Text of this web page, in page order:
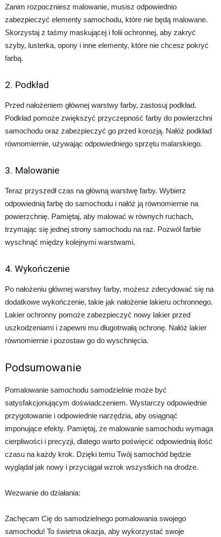
Zanim rozpoczniesz malowanie, musisz odpowiednio
zabezpieczyć elementy samochodu, które nie będą malowane.
Skorzystaj z taśmy maskującej i folii ochronnej, aby zakryć
szyby, lusterka, opony i inne elementy, które nie chcesz pokryć
farbą.
2. Podkład
Przed nałożeniem głównej warstwy farby, zastosuj podkład.
Podkład pomoże zwiększyć przyczepność farby do powierzchni
samochodu oraz zabezpieczyć go przed korozją. Nałóż podkład
równomiernie, używając odpowiedniego sprzętu malarskiego.
3. Malowanie
Teraz przyszedł czas na główną warstwę farby. Wybierz
odpowiednią farbę do samochodu i nałóż ją równomiernie na
powierzchnię. Pamiętaj, aby malować w równych ruchach,
trzymając się jednej strony samochodu na raz. Pozwól farbie
wyschnąć między kolejnymi warstwami.
4. Wykończenie
Po nałożeniu głównej warstwy farby, możesz zdecydować się na
dodatkowe wykończenie, takie jak nałożenie lakieru ochronnego.
Lakier ochronny pomoże zabezpieczyć nowy lakier przed
uszkodzeniami i zapewni mu długotrwałą ochronę. Nałóż lakier
równomiernie i pozostaw go do wyschnięcia.
Podsumowanie
Pomalowanie samochodu samodzielnie może być
satysfakcjonującym doświadczeniem. Wystarczy odpowiednie
przygotowanie i odpowiednie narzędzia, aby osiągnąć
imponujące efekty. Pamiętaj, że malowanie samochodu wymaga
cierpliwości i precyzji, dlatego warto poświęcić odpowiednią ilość
czasu na każdy krok. Dzięki temu Twój samochód będzie
wyglądał jak nowy i przyciągał wzrok wszystkich na drodze.
Wezwanie do działania:
Zachęcam Cię do samodzielnego pomalowania swojego
samochodu! To świetna okazja, aby wykorzystać swoje